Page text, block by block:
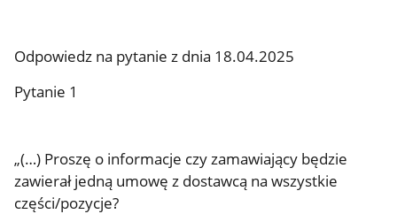
Odpowiedz na pytanie z dnia 18.04.2025
Pytanie 1
„(…) Proszę o informacje czy zamawiający będzie
zawierał jedną umowę z dostawcą na wszystkie
części/pozycje?